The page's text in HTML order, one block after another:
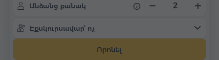
Անձանց քանակ
Էքսկուրսավար՝ ոչ
Որոնել